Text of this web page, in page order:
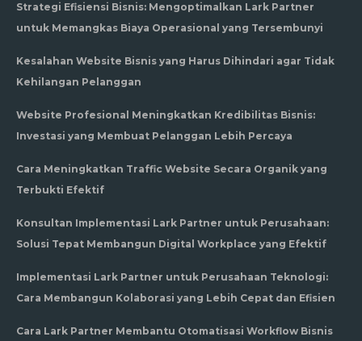
Strategi Efisiensi Bisnis: Mengoptimalkan Lark Partner
untuk Memangkas Biaya Operasional yang Tersembunyi
Kesalahan Website Bisnis yang Harus Dihindari agar Tidak
Kehilangan Pelanggan
Website Profesional Meningkatkan Kredibilitas Bisnis:
Investasi yang Membuat Pelanggan Lebih Percaya
Cara Meningkatkan Traffic Website Secara Organik yang
Terbukti Efektif
Konsultan Implementasi Lark Partner untuk Perusahaan:
Solusi Tepat Membangun Digital Workplace yang Efektif
Implementasi Lark Partner untuk Perusahaan Teknologi:
Cara Membangun Kolaborasi yang Lebih Cepat dan Efisien
Cara Lark Partner Membantu Otomatisasi Workflow Bisnis